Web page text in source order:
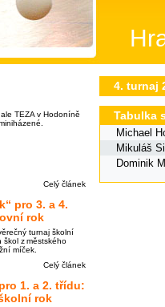
TEZA v Hodoníně
Celý článek
pro 3. a 4.
rok
turnaj školní
škol z městského
míček.
Celý článek
1. a 2. třídu:
rok
4. turnaj
Tabulka
Michael
Mikuláš
Dominik